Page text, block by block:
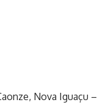
Nova Iguaçu –